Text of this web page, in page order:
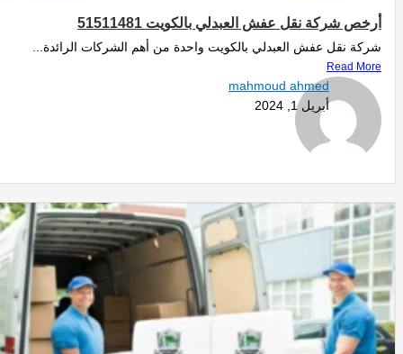
أرخص شركة نقل عفش العبدلي بالكويت 51511481
شركة نقل عفش العبدلي بالكويت واحدة من أهم الشركات الرائدة...
Read More
mahmoud ahmed
أبريل 1, 2024